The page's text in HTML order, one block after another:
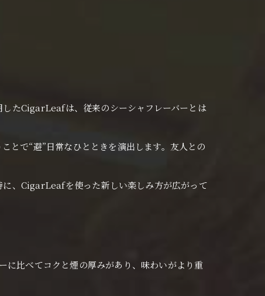
たCigarLeafは、従来のシーシャフレーバーとは
で“避”日常なひとときを演出します。友人との
、CigarLeafを使った新しい楽しみ方が広がって
比べてコクと煙の厚みがあり、味わいがより重